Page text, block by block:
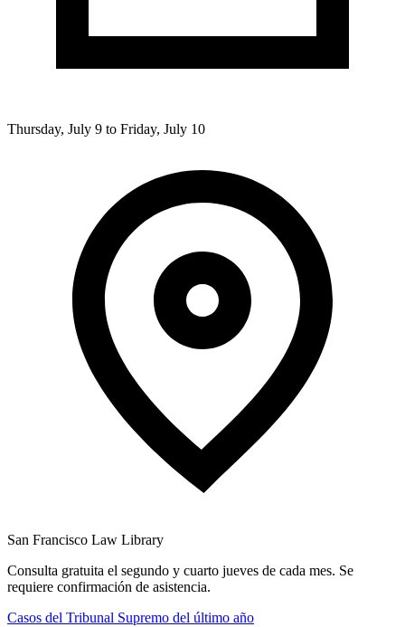
Thursday, July 9 to Friday, July 10
San Francisco Law Library
Consulta gratuita el segundo y cuarto jueves de cada mes. Se
requiere confirmación de asistencia.
Casos del Tribunal Supremo del último año